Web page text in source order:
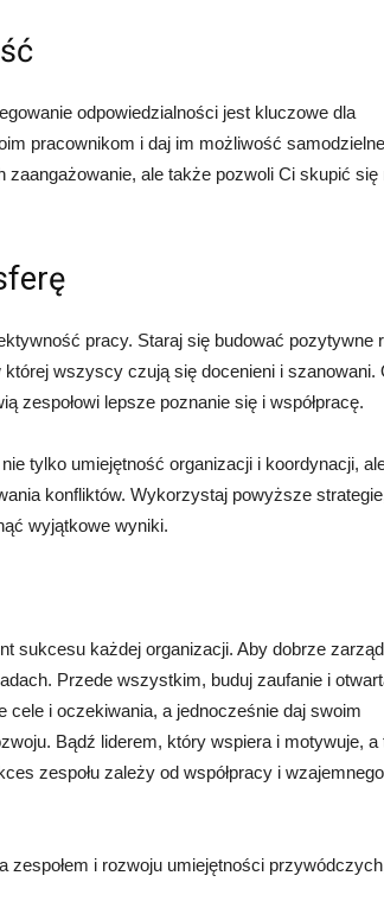
odpowiedzialności jest kluczowe dla
pracownikom i daj im możliwość
ale także pozwoli Ci skupić się
pracy. Staraj się budować pozytywne
wszyscy czują się docenieni i szanowani.
zespołowi lepsze poznanie się i współpracę.
tylko umiejętność organizacji i koordynacji,
konfliktów. Wykorzystaj powyższe
wyjątkowe wyniki.
sukcesu każdej organizacji. Aby dobrze
Przede wszystkim, buduj zaufanie i
cele i oczekiwania, a jednocześnie daj swoim
Bądź liderem, który wspiera i motywuje, a
zespołu zależy od współpracy i wzajemnego
i rozwoju umiejętności